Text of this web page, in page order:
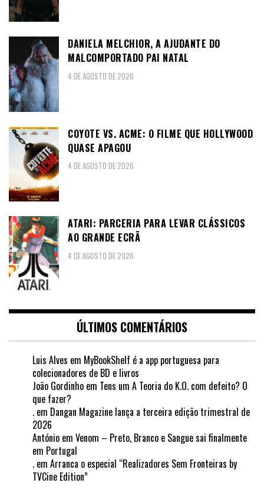
DANIELA MELCHIOR, A AJUDANTE DO
MALCOMPORTADO PAI NATAL
4 DE AGOSTO DE 2026
COYOTE VS. ACME: O FILME QUE HOLLYWOOD
QUASE APAGOU
4 DE AGOSTO DE 2026
ATARI: PARCERIA PARA LEVAR CLÁSSICOS
AO GRANDE ECRÃ
4 DE AGOSTO DE 2026
ÚLTIMOS COMENTÁRIOS
Luis Alves em MyBookShelf é a app portuguesa para
colecionadores de BD e livros
João Gordinho em Tens um A Teoria do K.O. com defeito? O
que fazer?
. em Dangan Magazine lança a terceira edição trimestral de
2026
António em Venom – Preto, Branco e Sangue sai finalmente
em Portugal
. em Arranca o especial “Realizadores Sem Fronteiras by
TVCine Edition”